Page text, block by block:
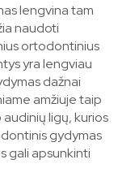
lengvina tam
naudoti
ortodontinius
yra lengviau
dažnai
amžiuje taip
ligų, kurios
gydymas
gali apsunkinti